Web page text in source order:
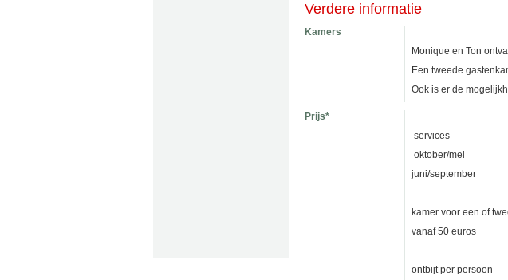
Verdere informatie
Kamers
Monique en Ton
Een tweede
Ook is er de
Prijs*
services
oktober/mei
juni/september
kamer voor een of
vanaf 50 euros
ontbijt per persoon